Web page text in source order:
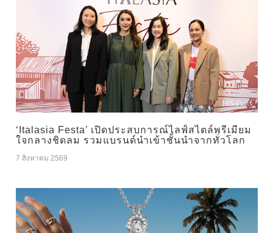
‘Italasia Festa’ เปิดประสบการณ์ไลฟ์สไตล์พรีเมียม
ใจกลางชิดลม รวมแบรนด์นำเข้าชั้นนำจากทั่วโลก
7 สิงหาคม 2569